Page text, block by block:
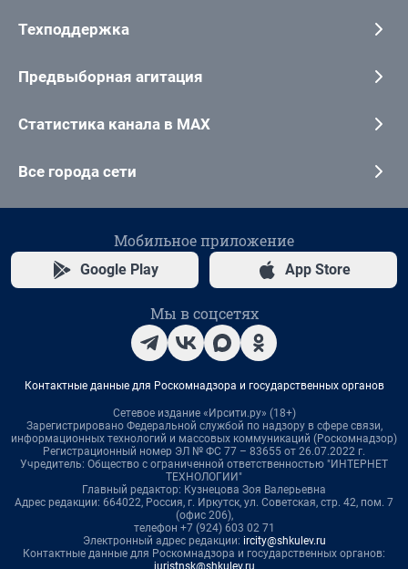
Техподдержка
Предвыборная агитация
Статистика канала в MAX
Все города сети
Мобильное приложение
Google Play App Store
Мы в соцсетях
Контактные данные для Роскомнадзора и государственных органов
Сетевое издание «Ирсити.ру» (18+)
Зарегистрировано Федеральной службой по надзору в сфере связи,
информационных технологий и массовых коммуникаций (Роскомнадзор)
Регистрационный номер ЭЛ № ФС 77 – 83655 от 26.07.2022 г.
Учредитель: Общество с ограниченной ответственностью "ИНТЕРНЕТ
ТЕХНОЛОГИИ"
Главный редактор: Кузнецова Зоя Валерьевна
Адрес редакции: 664022, Россия, г. Иркутск, ул. Советская, стр. 42, пом. 7
(офис 206),
телефон +7 (924) 603 02 71
Электронный адрес редакции: ircity@shkulev.ru
Контактные данные для Роскомнадзора и государственных органов:
juristnsk@shkulev.ru